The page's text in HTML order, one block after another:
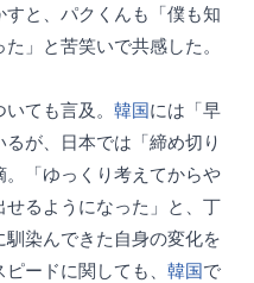
と、パクくんも「僕も知
」と苦笑いで共感した。
ても言及。 韓国には「早
が、日本では「締め切り
「ゆっくり考えてからや
るようになった」と、丁
染んできた自身の変化を
ードに関しても、 韓国で